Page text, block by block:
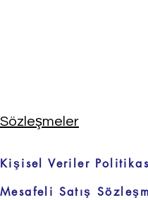
Sözleşmeler
Kişisel Veriler
Mesafeli Satış